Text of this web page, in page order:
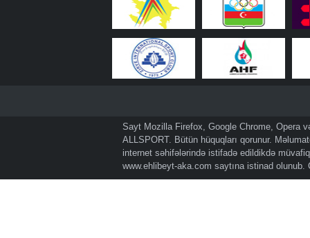
Sayt Mozilla Firefox, Google Chrome, Opera
ALLSPORT. Bütün hüquqları qorunur.
internet səhifələrində istifadə edildikdə
www.ehlibeyt-aka.com saytına istinad olunub.